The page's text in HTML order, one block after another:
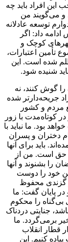
این افراد باید چه
و می‌گویند من
توسعه عادلانه
داد: اگر
کوچک و
تأمین اعتبارات،
شده است. این
شنیده شود.
گوش کنند، نه
جریحه‌دارتر شده
مردم و کشور
کوتاه‌مدت با زور
بود. ما نباید با
دختران و پسران
باید برای آنها
حق است. من از
را بشنوند و آنها
خود را دوست
گزندی محفوظ
پایان گفت: ما
را محکوم
جنایتی دردناک
برمی‌گردد. ما
قطار انقلاب
کنیم. این